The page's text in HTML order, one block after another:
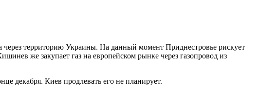
через территорию Украины. На данный момент Приднестровье рискует
же закупает газ на европейском рынке через газопровод из
декабря. Киев продлевать его не планирует.